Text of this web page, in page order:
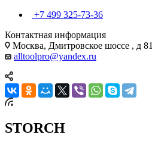
+7 499 325-73-36
Контактная информация
Москва, Дмитровское шоссе , д 81
alltoolpro@yandex.ru
STORCH